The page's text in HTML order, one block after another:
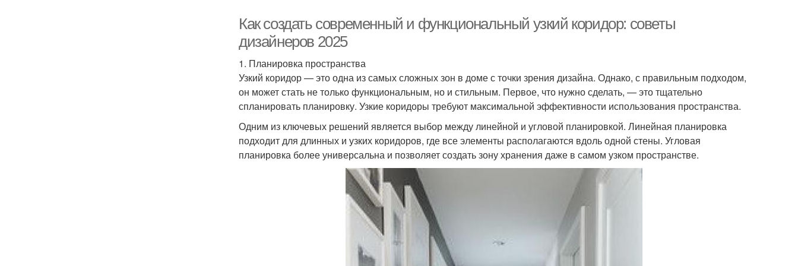
Как создать современный и функциональный узкий коридор: советы
дизайнеров 2025
1. Планировка пространства
Узкий коридор — это одна из самых сложных зон в доме с точки зрения дизайна. Однако, с правильным подходом,
он может стать не только функциональным, но и стильным. Первое, что нужно сделать, — это тщательно
спланировать планировку. Узкие коридоры требуют максимальной эффективности использования пространства.
Одним из ключевых решений является выбор между линейной и угловой планировкой. Линейная планировка
подходит для длинных и узких коридоров, где все элементы располагаются вдоль одной стены. Угловая
планировка более универсальна и позволяет создать зону хранения даже в самом узком пространстве.